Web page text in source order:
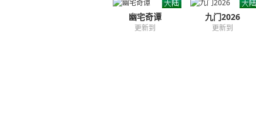
幽宅奇谭
更新到
九门2026
更新到